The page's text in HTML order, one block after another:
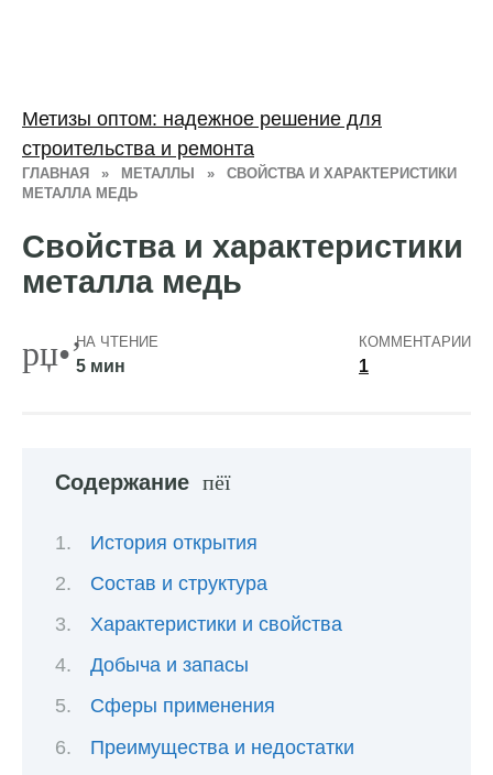
ГЛАВНАЯ » МЕТАЛЛЫ »
СВОЙСТВА И ХАРАКТЕРИСТИКИ
МЕТАЛЛА МЕДЬ
Свойства и характеристики
металла медь
НА ЧТЕНИЕ
5 мин
КОММЕНТАРИИ
1
Содержание
История открытия
Состав и структура
Характеристики и свойства
Добыча и запасы
Сферы применения
Преимущества и недостатки
Метизы оптом: надежное решение для
строительства и ремонта